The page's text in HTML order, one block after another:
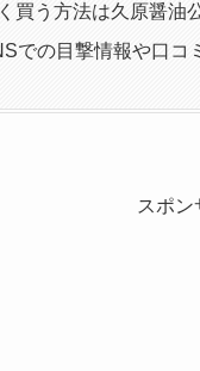
買う方法は久原醤油
での目撃情報や口コ
スポン